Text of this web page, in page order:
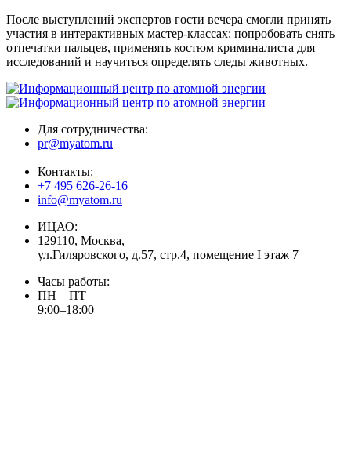
После выступлений экспертов гости вечера смогли принять
участия в интерактивных мастер-классах: попробовать снять
отпечатки пальцев, применять костюм криминалиста для
исследований и научиться определять следы животных.
Для сотрудничества:
pr@myatom.ru
Контакты:
+7 495 626-26-16
info@myatom.ru
ИЦАО:
129110, Москва,
ул.Гиляровского, д.57, стр.4, помещение I этаж 7
Часы работы:
ПН – ПТ
9:00–18:00